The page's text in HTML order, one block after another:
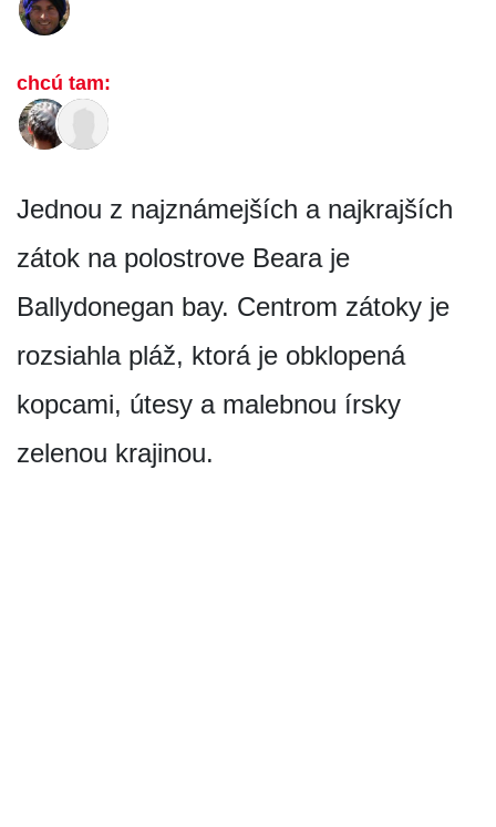
chcú tam:
Jednou z najznámejších a najkrajších
zátok na polostrove Beara je
Ballydonegan bay. Centrom zátoky je
rozsiahla pláž, ktorá je obklopená
kopcami, útesy a malebnou írsky
zelenou krajinou.